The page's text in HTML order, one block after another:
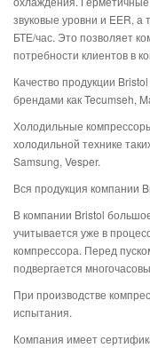
звуковые уровни и EER,
БТЕ/час. Это позволяет
потребности клиентов в
Качество продукции
брендами как Tecumseh,
Холодильные
холодильной технике
Samsung, Vesper.
Вся продукция компании
В компании Bristol
учитывается уже в
компрессора. Перед
подвергается
При производстве
испытания.
Компания имеет